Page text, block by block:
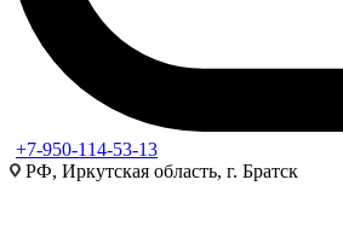
+7-950-114-53-13
РФ, Иркутская область, г. Братск